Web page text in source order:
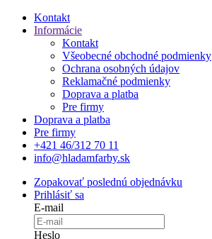
Kontakt
Informácie
Kontakt
Všeobecné obchodné podmienky
Ochrana osobných údajov
Reklamačné podmienky
Doprava a platba
Pre firmy
Doprava a platba
Pre firmy
+421 46/312 70 11
info@hladamfarby.sk
Zopakovať poslednú objednávku
Prihlásiť sa
E-mail
Heslo